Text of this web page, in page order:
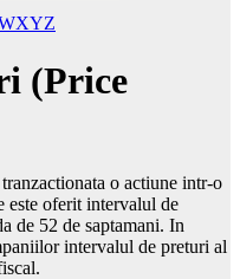
XYZ
(Price
o actiune intr-o
este oferit intervalul de
de 52 de saptamani. In
intervalul de preturi al